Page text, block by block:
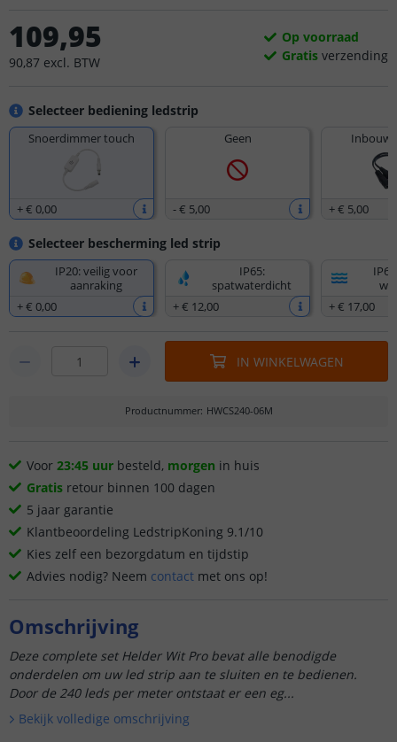
Selecteer bediening ledstrip
Snoerdimmer touch
+€ 0,00
Geen
-€ 5,00
Inbouw
+€ 5,00
Selecteer bescherming led strip
IP20: veilig voor
aanraking
+€ 0,00
IP65:
spatwaterdicht
+€ 12,00
+€ 17,00
109,95
90,87 excl. BTW
Op voorraad
Gratis verzending
IN WINKELWAGEN
Productnummer: HWCS240-06M
Voor 23:45 uur besteld, morgen in huis
Gratis retour binnen 100 dagen
5 jaar garantie
Klantbeoordeling LedstripKoning 9.1/10
Kies zelf een bezorgdatum en tijdstip
Advies nodig? Neem contact met ons op!
Omschrijving
Deze complete set Helder Wit Pro bevat alle benodigde
onderdelen om uw led strip aan te sluiten en te bedienen.
Door de 240 leds per meter ontstaat er een eg...
Bekijk volledige omschrijving